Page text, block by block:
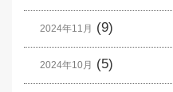
2024年11月 (9)
2024年10月 (5)